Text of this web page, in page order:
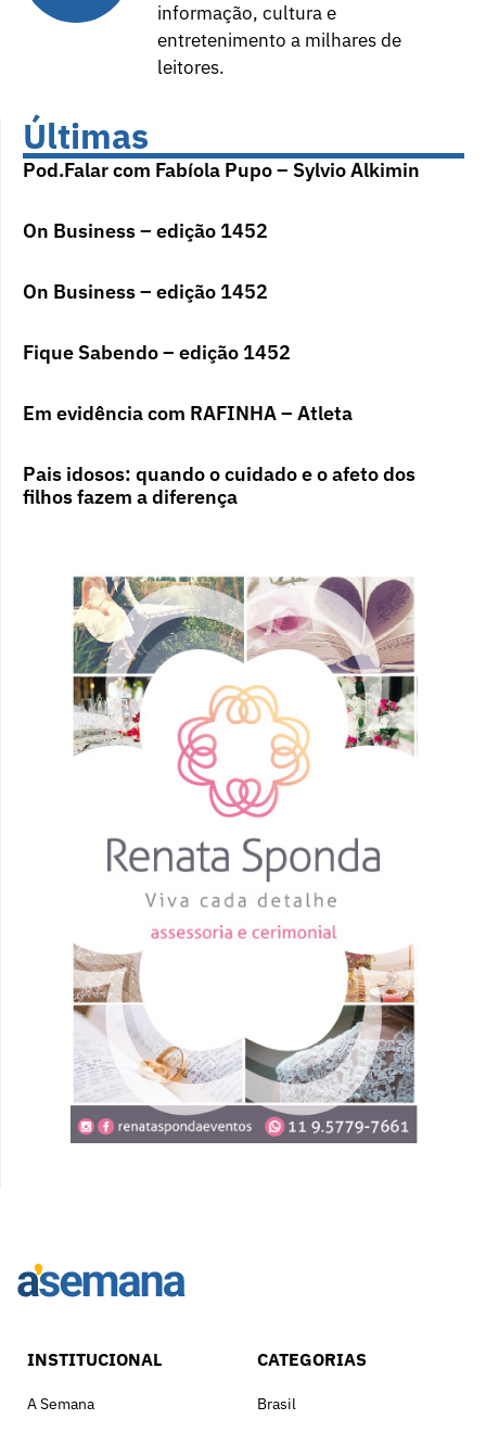
informação, cultura e
entretenimento a milhares de
leitores.
Últimas
Pod.Falar com Fabíola Pupo – Sylvio Alkimin
On Business – edição 1452
On Business – edição 1452
Fique Sabendo – edição 1452
Em evidência com RAFINHA – Atleta
Pais idosos: quando o cuidado e o afeto dos
filhos fazem a diferença
INSTITUCIONAL
A Semana
CATEGORIAS
Brasil